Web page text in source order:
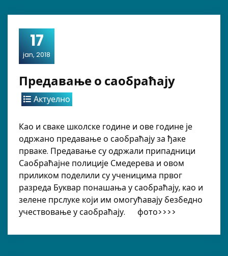
17
jan, 2018
Предавање о саобраћају
Актуелно
Као и сваке школске године и ове године је
одржано предавање о саобраћају за ђаке
прваке. Предавање су одржали припадници
Саобраћајне полиције Смедерева и овом
приликом поделили су ученицима првог
разреда Буквар понашања у саобраћају, као и
зелене прслуке који им омогућавају безбедно
учествовање у саобраћају. фото>>>>